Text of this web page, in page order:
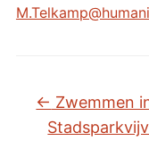
← Zwemmen